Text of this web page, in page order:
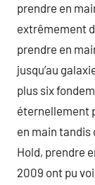
prendre en
extrêmement
prendre en
jusqu’au
plus six
éternellement
en main tandis
Hold, prendre
2009 ont pu